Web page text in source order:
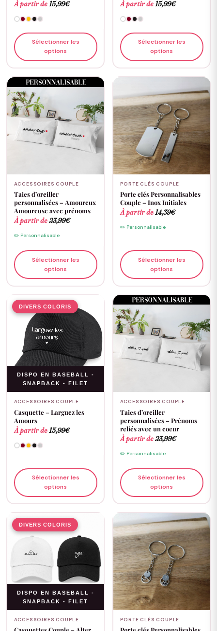
À partir de15,99€
Sélectionner les
options
À partir de15,99€
Sélectionner les
options
ACCESSOIRES COUPLE
Taies d’oreiller
personnalisées – Amoureux
Amoureuse avec prénoms
À partir de23,99€
✏️ Personnalisable
Sélectionner les
options
PORTE CLÉS COUPLE
Porte clés Personnalisables
Couple – Inox Initiales
À partir de14,39€
✏️ Personnalisable
Sélectionner les
options
DISPO EN BASEBALL -
SNAPBACK - FILET
DIVERS COLORIS
ACCESSOIRES COUPLE
Casquette – Larguez les
Amours
À partir de15,99€
Sélectionner les
options
ACCESSOIRES COUPLE
Taies d’oreiller
personnalisées – Prénoms
reliés avec un coeur
À partir de23,99€
✏️ Personnalisable
Sélectionner les
options
DISPO EN BASEBALL -
SNAPBACK - FILET
DIVERS COLORIS
ACCESSOIRES COUPLE PORTE CLÉS COUPLE